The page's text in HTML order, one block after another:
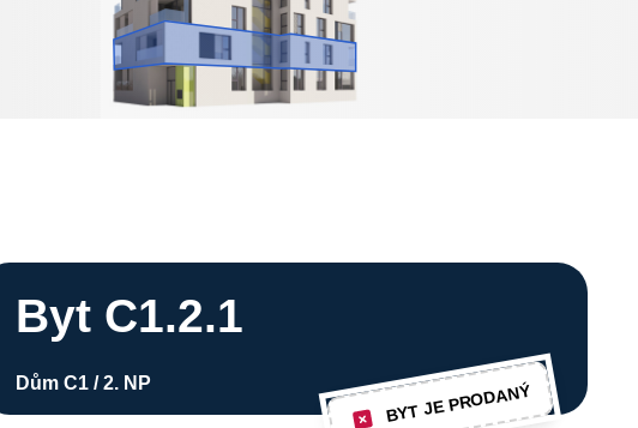
Byt C1.2.1
Dům C1 / 2. NP BYT JE PRODANÝ